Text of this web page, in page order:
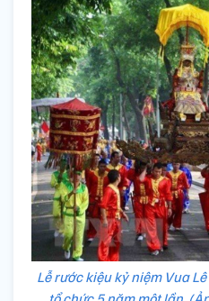
Lễ rước kiệu kỷ niệm Vua